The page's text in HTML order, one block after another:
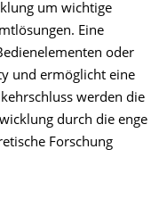
um wichtige
Eine
oder
und ermöglicht eine
werden die
durch die enge
Forschung